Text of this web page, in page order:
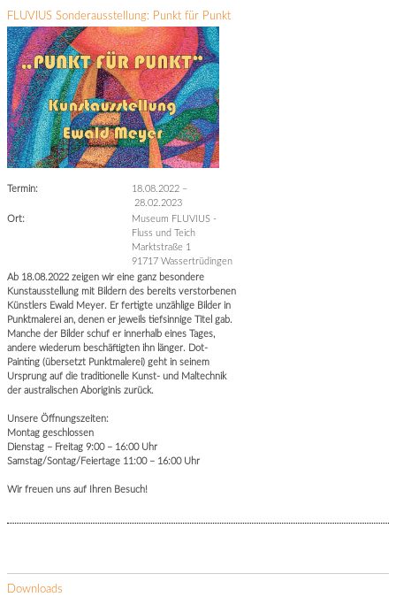
FLUVIUS Sonderausstellung: Punkt für Punkt
Termin: 18.08.2022 –
28.02.2023
Ort:
Museum FLUVIUS -
Fluss und Teich
Marktstraße 1
91717 Wassertrüdingen
Ab 18.08.2022 zeigen wir eine ganz besondere
Kunstausstellung mit Bildern des bereits verstorbenen
Künstlers Ewald Meyer. Er fertigte unzählige Bilder in
Punktmalerei an, denen er jeweils tiefsinnige Titel gab.
Manche der Bilder schuf er innerhalb eines Tages,
andere wiederum beschäftigten ihn länger. Dot-
Painting (übersetzt Punktmalerei) geht in seinem
Ursprung auf die traditionelle Kunst- und Maltechnik
der australischen Aboriginis zurück.
Unsere Öffnungszeiten:
Montag geschlossen
Dienstag – Freitag 9:00 – 16:00 Uhr
Samstag/Sontag/Feiertage 11:00 – 16:00 Uhr
Wir freuen uns auf Ihren Besuch!
Downloads